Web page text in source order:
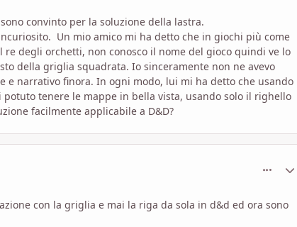
convinto per la soluzione della lastra.
Un mio amico mi ha detto che in giochi più come
degli orchetti, non conosco il nome del gioco quindi ve lo
della griglia squadrata. Io sinceramente non ne avevo
e narrativo finora. In ogni modo, lui mi ha detto che usando
tenere le mappe in bella vista, usando solo il righello
facilmente applicabile a D&D?
con la griglia e mai la riga da sola in d&d ed ora sono